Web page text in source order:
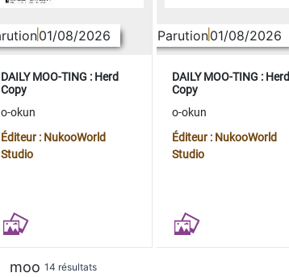
01/08/2026
DAILY MOO-TING : Herd
Copy
o-okun
Éditeur : NukooWorld
Studio
Parution01/08/2026
DAILY MOO-TING : Herd
Copy
o-okun
Éditeur : NukooWorld
Studio
moo 14 résultats